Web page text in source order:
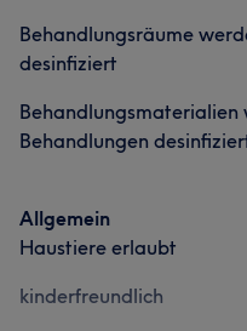
Behandlungsräume
desinfiziert
Behandlungsmaterialien
Behandlungen
Allgemein
Haustiere erlaubt
kinderfreundlich